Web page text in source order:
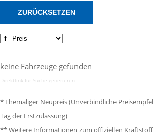
ZURÜCKSETZEN
keine Fahrzeuge gefunden
Direktlink für Suche generieren
* Ehemaliger Neupreis (Unverbindliche
Tag der Erstzulassung)
** Weitere Informationen zum offiziellen